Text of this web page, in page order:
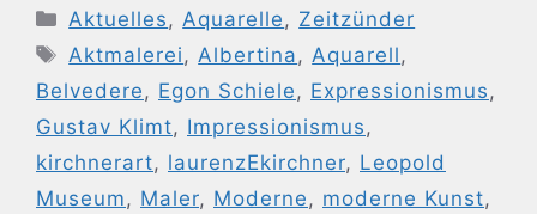
Kategorien
Aktuelles , Aquarelle , Zeitzünder
Schlagwörter
Aktmalerei , Albertina , Aquarell ,
Belvedere , Egon Schiele , Expressionismus ,
Gustav Klimt, Impressionismus ,
kirchnerart, laurenzEkirchner, Leopold
Museum , Maler, Moderne , moderne Kunst,